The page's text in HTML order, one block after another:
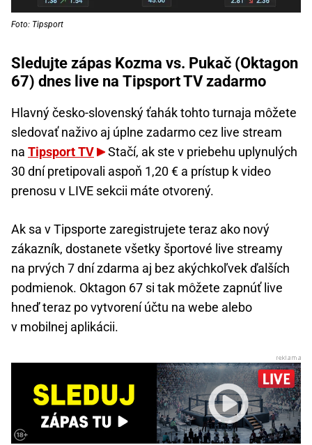
Foto: Tipsport
Sledujte zápas Kozma vs. Pukač (Oktagon
67) dnes live na Tipsport TV zadarmo
Hlavný česko-slovenský ťahák tohto turnaja môžete
sledovať naživo aj úplne zadarmo cez live stream
na Tipsport TV
Stačí, ak ste v priebehu uplynulých
30 dní pretipovali aspoň 1,20 € a prístup k video
prenosu v LIVE sekcii máte otvorený.
Ak sa v Tipsporte zaregistrujete teraz ako nový
zákazník, dostanete všetky športové live streamy
na prvých 7 dní zdarma aj bez akýchkoľvek ďalších
podmienok. Oktagon 67 si tak môžete zapnúť live
hneď teraz po vytvorení účtu na webe alebo
v mobilnej aplikácii.